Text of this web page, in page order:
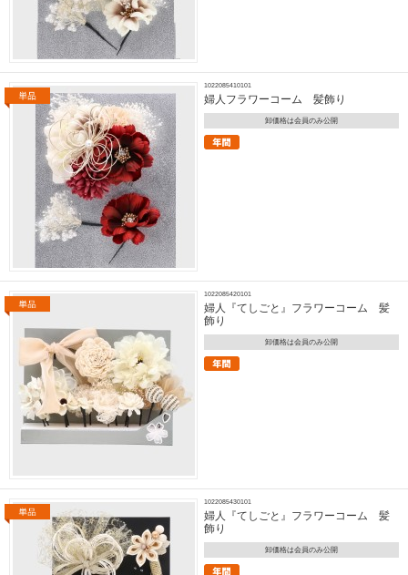
1022085410101
婦人フラワーコーム 髪飾り
卸価格は会員のみ公開
1022085420101
婦人『てしごと』フラワーコーム 髪
飾り
卸価格は会員のみ公開
1022085430101
婦人『てしごと』フラワーコーム 髪
飾り
卸価格は会員のみ公開